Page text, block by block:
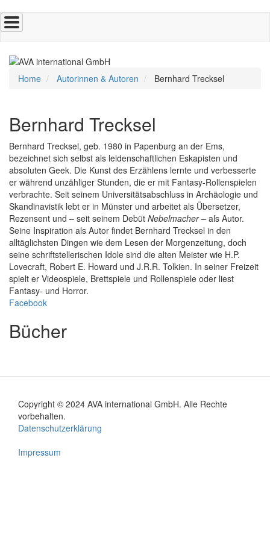
Direkt
zum
Inhalt
Home Autorinnen & Autoren Bernhard Trecksel
Bernhard Trecksel
Bernhard Trecksel, geb. 1980 in Papenburg an der Ems,
bezeichnet sich selbst als leidenschaftlichen Eskapisten und
absoluten Geek. Die Kunst des Erzählens lernte und verbesserte
er während unzähliger Stunden, die er mit Fantasy-Rollenspielen
verbrachte. Seit seinem Universitätsabschluss in Archäologie und
Skandinavistik lebt er in Münster und arbeitet als Übersetzer,
Rezensent und – seit seinem Debüt Nebelmacher– als Autor.
Seine Inspiration als Autor findet Bernhard Trecksel in den
alltäglichsten Dingen wie dem Lesen der Morgenzeitung, doch
seine schriftstellerischen Idole sind die alten Meister wie H.P.
Lovecraft, Robert E. Howard und J.R.R. Tolkien. In seiner Freizeit
spielt er Videospiele, Brettspiele und Rollenspiele oder liest
Fantasy- und Horror.
Facebook
Bücher
Copyright © 2024 AVA international GmbH. Alle Rechte
vorbehalten.
Footer
menu
Datenschutzerklärung
Impressum